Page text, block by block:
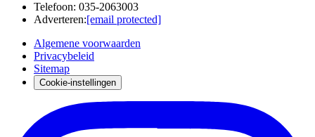
Telefoon: 035-2063003
Adverteren:[email protected]
Algemene voorwaarden
Privacybeleid
Sitemap
Cookie-instellingen